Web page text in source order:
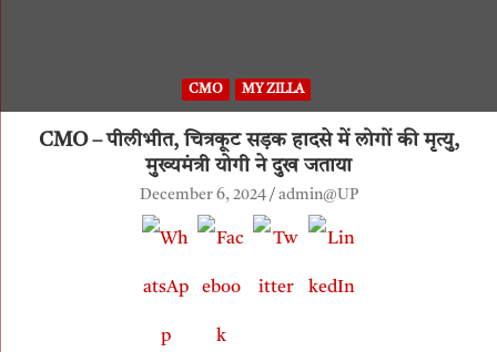
CMO MY ZILLA
CMO – पीलीभीत, चित्रकूट सड़क हादसे में लोगों की मृत्यु,
मुख्यमंत्री योगी ने दुख जताया
December 6, 2024 admin@UP